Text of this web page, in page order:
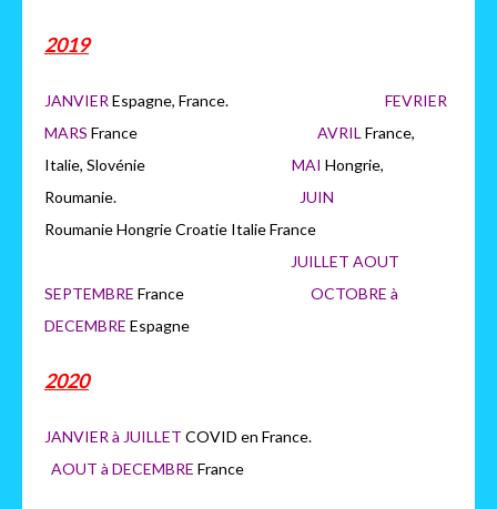
2019
JANVIER Espagne, France. FEVRIER
MARS France AVRIL France,
Italie, Slovénie MAI Hongrie,
Roumanie.
JUIN
Roumanie Hongrie Croatie Italie France
JUILLET AOUT
SEPTEMBRE France OCTOBRE à
DECEMBRE Espagne
2020
JANVIER à JUILLET COVID en France.
AOUT à DECEMBRE France